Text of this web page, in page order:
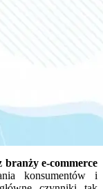
e-commerce
konsumentów i